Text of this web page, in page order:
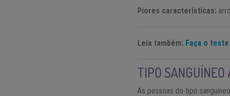
Piores características:
Leia também: Faça o
TIPO SANGUÍNEO
As pessoas do tipo